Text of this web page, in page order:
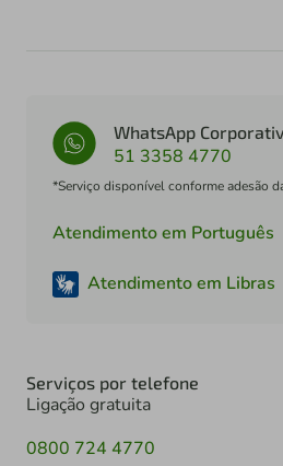
WhatsApp
51 3358 4770
*Serviço disponível conforme adesão
Atendimento em Português
Atendimento em Libras
Serviços por telefone
Ligação gratuita
0800 724 4770